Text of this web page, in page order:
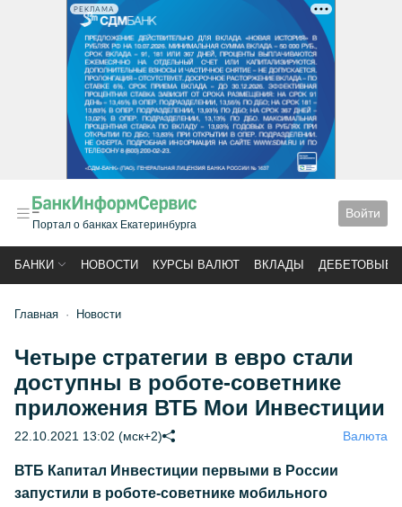
РЕКЛАМА
Портал о банках Екатеринбурга
Войти
БАНКИ НОВОСТИ КУРСЫ ВАЛЮТ ВКЛАДЫ ДЕБЕТОВЫЕ
Главная Новости
Четыре стратегии в евро стали
доступны в роботе-советнике
приложения ВТБ Мои Инвестиции
22.10.2021 13:02 (мск+2) Валюта
ВТБ Капитал Инвестиции первыми в России
запустили в роботе-советнике мобильного